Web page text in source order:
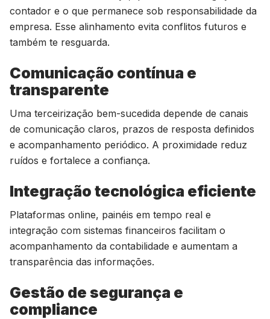
contador e o que permanece sob responsabilidade da
empresa. Esse alinhamento evita conflitos futuros e
também te resguarda.
Comunicação contínua e
transparente
Uma terceirização bem-sucedida depende de canais
de comunicação claros, prazos de resposta definidos
e acompanhamento periódico. A proximidade reduz
ruídos e fortalece a confiança.
Integração tecnológica eficiente
Plataformas online, painéis em tempo real e
integração com sistemas financeiros facilitam o
acompanhamento da contabilidade e aumentam a
transparência das informações.
Gestão de segurança e
compliance